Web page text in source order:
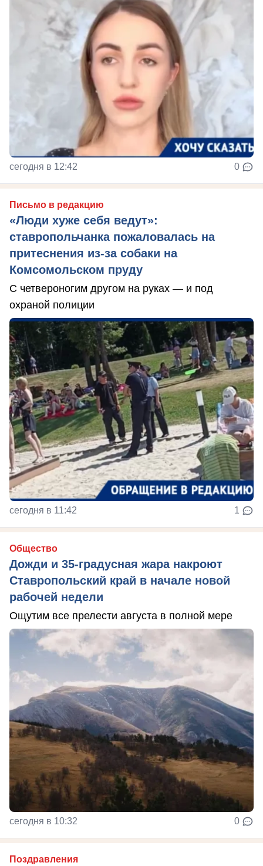
сегодня в 12:42 0
Письмо в редакцию
«Люди хуже себя ведут»:
ставропольчанка пожаловалась на
притеснения из-за собаки на
Комсомольском пруду
С четвероногим другом на руках — и под
охраной полиции
сегодня в 11:42 1
Общество
Дожди и 35-градусная жара накроют
Ставропольский край в начале новой
рабочей недели
Ощутим все прелести августа в полной мере
сегодня в 10:32 0
Поздравления